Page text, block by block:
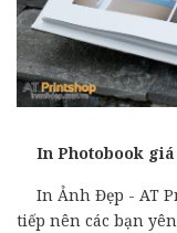
In Photobook giá
In Ảnh Đẹp - AT
tiếp nên các bạn